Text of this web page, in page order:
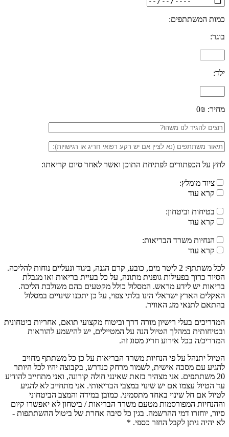
כמות המשתתפים:
בוגר:
ילד:
מחיר: 0₪
לחץ על הכפתורים לפתיחת התוכן ואשר לאחר סיום קריאתו:
ציוד מומלץ:
קרא עוד
בטיחות וביטחון:
קרא עוד
הנחיות משרד הבריאות:
קרא עוד
לכל משתתף: 2 ליטר מים, כובע, קרם הגנה, ביגוד ונעליים נוחות להליכה.
הסיור כרוך בפעילות גופנית מתונה, על כל בעיית בריאות ואו מגבלת
בריאות יש לידע מראש. המסלול כולל מקטעים בהם משולבת הליכה.
האקלים הארץ ישראלי הינו בלתי צפוי, על כן יתכנו שינויים במסלול
בהתאם לתנאי מזג האוויר.
המדריכים בעלי רישיון מורה דרך וביטוח מקצועי תואם, אחריות ביטחונית
ובטיחותית במהלך הטיול הנה על המטיילים, יש להישמע להוראות
המדריכ/ה בכל אירוע חריג מסוג זה.
הטיול יתנהל על פי הנחיות משרד הבריאות על כן כל משתתף מחויב
להגיע עם מסכה אישית, לשמור מרחק כנדרש, בקבוצה יהיו לכל היותר
20 משתתפים. אני מצהיר בזאת שאינני חולה קורונה, ואני מתחייב להודיע
עד הטיול עצמו אם יש שינוי במצבי הבריאותי. אני מתחייב לא להגיע
לטיול אם חל שינוי באחד מתסמיני. כמובן במידה והמצב הביטחוני
וההנחיות המפורסמות מטעם משרד הבריאות / ביטחון לא יאפשרו קיום
סיור, יוחזרו דמי ההרשמה. בגין כל סיבה אחרת של ביטול ההשתתפות -
לא יהיה ניתן לקבל החזר כספי. *